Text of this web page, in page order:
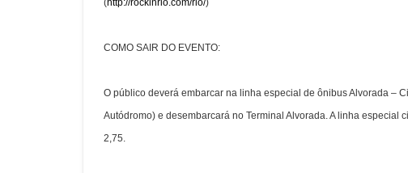
(http://rockinrio.com/rio/)
COMO SAIR DO EVENTO:
O público deverá embarcar na linha especial de ônibus Alvorada –
Autódromo) e desembarcará no Terminal Alvorada. A linha especial
2,75.